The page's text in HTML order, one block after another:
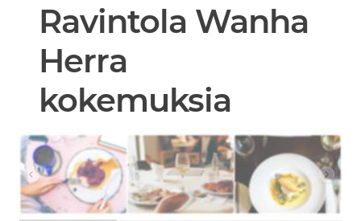
Ravintola Wanha
Herra
kokemuksia